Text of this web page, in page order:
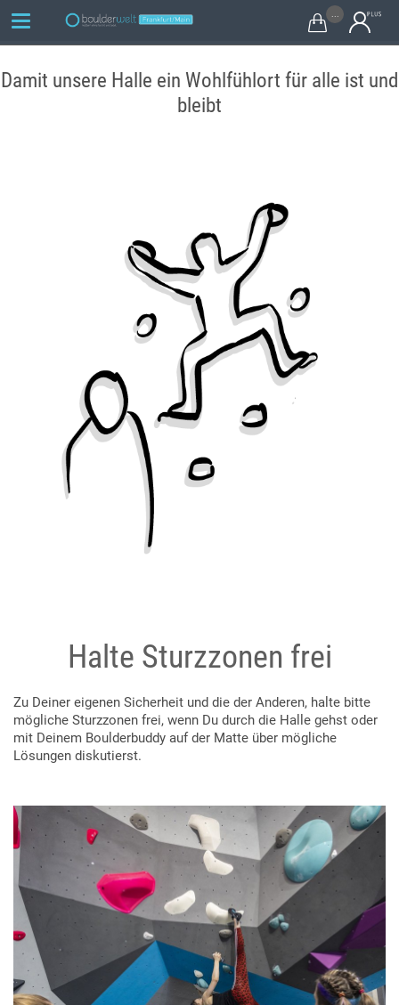

Damit unsere Halle ein Wohlfühlort für alle ist und
bleibt
Halte Sturzzonen frei
Zu Deiner eigenen Sicherheit und die der Anderen, halte bitte
mögliche Sturzzonen frei, wenn Du durch die Halle gehst oder
mit Deinem Boulderbuddy auf der Matte über mögliche
Lösungen diskutierst.